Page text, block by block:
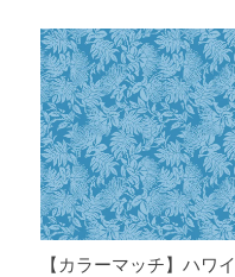
【カラーマッチ】ハワイ